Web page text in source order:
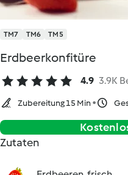
TM7 TM6 TM5
Erdbeerkonfitüre
4.9 3.9K
Zubereitung 15 Min
Zutaten